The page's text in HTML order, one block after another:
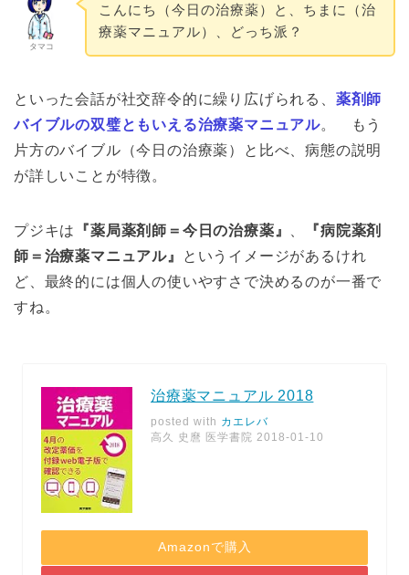
タマコ
こんにち（今日の治療薬）と、ちまに（治
療薬マニュアル）、どっち派？
といった会話が社交辞令的に繰り広げられる、 薬剤師
バイブルの双璧ともいえる治療薬マニュアル。 もう
片方のバイブル（今日の治療薬）と比べ、病態の説明
が詳しいことが特徴。
プジキは 『薬局薬剤師＝今日の治療薬』
『病院薬剤
師＝治療薬マニュアル』
というイメージがあるけれ
ど、最終的には個人の使いやすさで決めるのが一番で
すね。
治療薬マニュアル 2018
posted with カエレバ
高久 史麿 医学書院 2018-01-10
Amazonで購入